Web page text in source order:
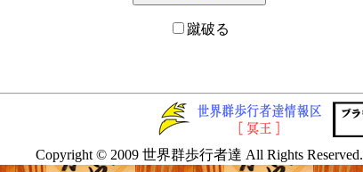
蹴破る
Copyright © 2009 世界群歩行者達 All Rights Reserved.